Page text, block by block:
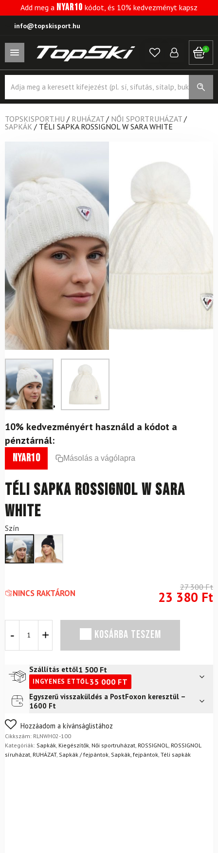
Add meg a NYAR10 kódot, és 10% kedvezményt kapsz
info@topskisport.hu
0
search
TOPSKISPORT.HU / RUHÁZAT / NŐI SPORTRUHÁZAT /
SAPKÁK / TÉLI SAPKA ROSSIGNOL W SARA WHITE
10% kedvezményért használd a kódot a
pénztárnál:
nyar10 Másolás a vágólapra
Téli sapka ROSSIGNOL W Sara
White
Szín
NINCS RAKTÁRON
27 300Ft
23 380 Ft
sapka
White
mennyiség
KOSÁRBA TESZEM
Szállítás ettől1 500 Ft
INGYENES ETTŐL35 000 FT
Futár a címre2 400
FoxPost
Egyszerű visszaküldés a PostFoxon keresztül –
1600 Ft
Nem biztos a választásában? Semmi gond – a terméket
egyszerűen visszaküldheti 14 napon belül, indoklás nélkül.
Mik a visszaküldés feltételei?
Hozzáadom a kívánságlistához
Cikkszám: RLNWH02-100
Kategóriák: Sapkák Kiegészítők Női sportruházat ROSSIGNOL
ROSSIGNOL
síruházat RUHÁZAT, Sapkák / fejpántok Sapkák, fejpántok Téli sapkák